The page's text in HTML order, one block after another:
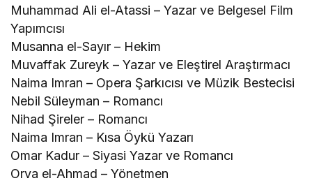
Muhammad Ali el-Atassi – Yazar ve Belgesel Film
Yapımcısı
Musanna el-Sayır – Hekim
Muvaffak Zureyk – Yazar ve Eleştirel Araştırmacı
Naima Imran – Opera Şarkıcısı ve Müzik Bestecisi
Nebil Süleyman – Romancı
Nihad Şireler – Romancı
Naima Imran – Kısa Öykü Yazarı
Omar Kadur – Siyasi Yazar ve Romancı
Orva el-Ahmad – Yönetmen